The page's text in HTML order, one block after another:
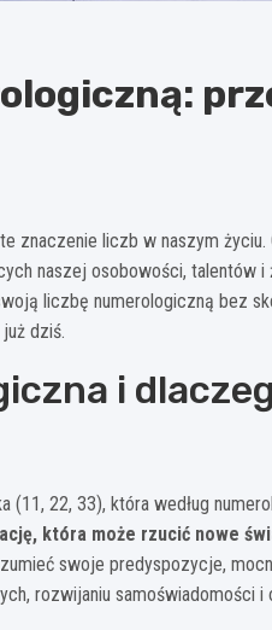
znaczenie liczb w naszym życiu.
naszej osobowości, talentów i
liczbę numerologiczną bez
dziś.
i
22, 33), która według
która może rzucić nowe
swoje predyspozycje,
rozwijaniu samoświadomości i